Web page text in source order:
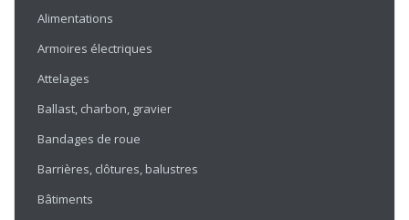
Alimentations
Armoires électriques
Attelages
Ballast, charbon, gravier
Bandages de roue
Barrières, clôtures, balustres
Bâtiments